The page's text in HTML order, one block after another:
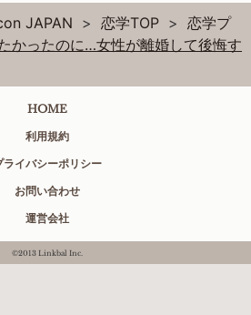
JAPAN 恋学TOP
恋学プ
かったのに…女性が離婚して後悔す
HOME
利用規約
ライバシーポリシー
お問い合わせ
運営会社
©2013 Linkbal Inc.